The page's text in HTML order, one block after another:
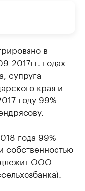
в
2017гг. годах
супруга
края и
году 99%
года 99%
собственностью
ООО